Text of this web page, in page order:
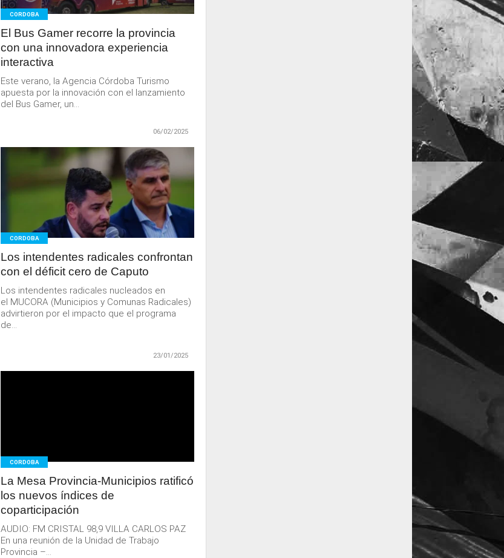
CORDOBA
El Bus Gamer recorre la provincia
con una innovadora experiencia
interactiva
Este verano, la Agencia Córdoba Turismo
apuesta por la innovación con el lanzamiento
del Bus Gamer, un...
06/02/2025
LEER
MAS
CORDOBA
Los intendentes radicales confrontan
con el déficit cero de Caputo
Los intendentes radicales nucleados en
el MUCORA (Municipios y Comunas Radicales)
advirtieron por el impacto que el programa
de...
23/01/2025
CORDOBA
La Mesa Provincia-Municipios ratificó
los nuevos índices de
coparticipación
AUDIO: FM CRISTAL 98,9 VILLA CARLOS PAZ
En una reunión de la Unidad de Trabajo
Provincia –...